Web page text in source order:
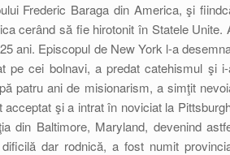
Frederic Baraga din America, şi
cerând să fie hirotonit în Statele Unite.
ani. Episcopul de New York l-a
pe cei bolnavi, a predat catehismul şi
patru ani de misionarism, a simţit
şi a intrat în noviciat la
din Baltimore, Maryland, devenind
dar rodnică, a fost numit